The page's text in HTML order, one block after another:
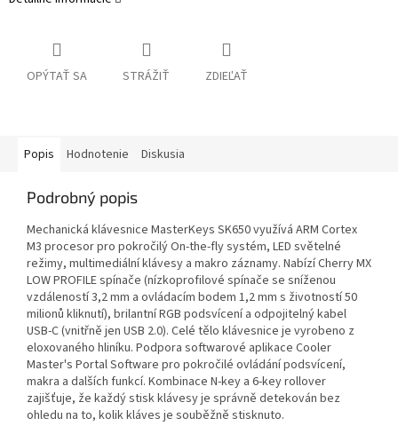
OPÝTAŤ SA STRÁŽIŤ ZDIEĽAŤ
Popis Hodnotenie Diskusia
Podrobný popis
Mechanická klávesnice MasterKeys SK650 využívá ARM Cortex
M3 procesor pro pokročilý On-the-fly systém, LED světelné
režimy, multimediální klávesy a makro záznamy. Nabízí Cherry MX
LOW PROFILE spínače (nízkoprofilové spínače se sníženou
vzdáleností 3,2 mm a ovládacím bodem 1,2 mm s životností 50
milionů kliknutí), brilantní RGB podsvícení a odpojitelný kabel
USB-C (vnitřně jen USB 2.0). Celé tělo klávesnice je vyrobeno z
eloxovaného hliníku. Podpora softwarové aplikace Cooler
Master's Portal Software pro pokročilé ovládání podsvícení,
makra a dalších funkcí. Kombinace N-key a 6-key rollover
zajišťuje, že každý stisk klávesy je správně detekován bez
ohledu na to, kolik kláves je souběžně stisknuto.